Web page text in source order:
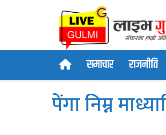
सूर्य सुनार, गुल्मी । गुल्मी जिल्लाक" />
समाचार राजनीति
पेंगा निम्न